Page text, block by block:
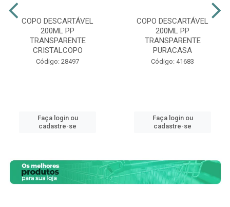
COPO DESCARTÁVEL
200ML PP
TRANSPARENTE
CRISTALCOPO
Código: 28497
Faça login ou
cadastre-se
COPO DESCARTÁVEL
200ML PP
TRANSPARENTE
PURACASA
Código: 41683
Faça login ou
cadastre-se